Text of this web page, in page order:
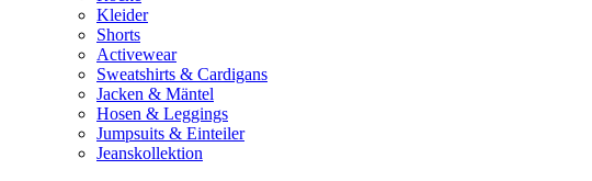
Kleider
Shorts
Activewear
Sweatshirts & Cardigans
Jacken & Mäntel
Hosen & Leggings
Jumpsuits & Einteiler
Jeanskollektion